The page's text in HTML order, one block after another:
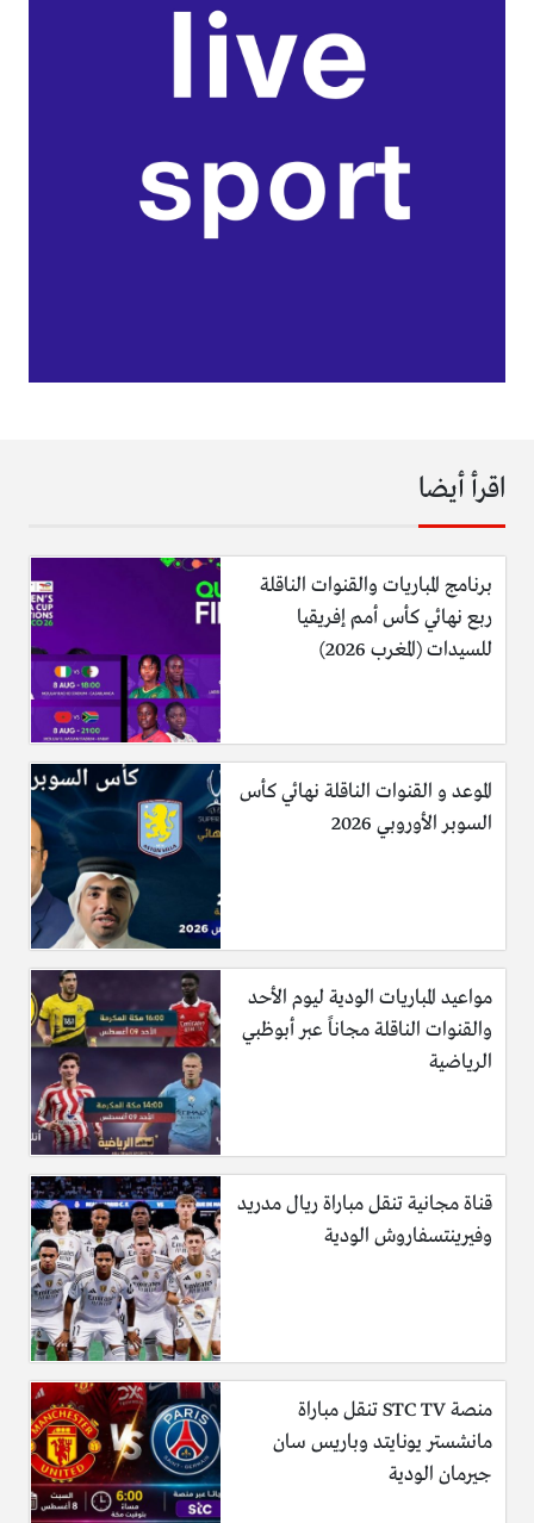
اقرأ أيضا
برنامج المباريات والقنوات الناقلة
ربع نهائي كأس أمم إفريقيا
للسيدات (المغرب 2026)
الموعد و القنوات الناقلة نهائي كأس
السوبر الأوروبي 2026
مواعيد المباريات الودية ليوم الأحد
والقنوات الناقلة مجاناً عبر أبوظبي
الرياضية
قناة مجانية تنقل مباراة ريال مدريد
وفيرينتسفاروش الودية
منصة STC TV تنقل مباراة
مانشستر يونايتد وباريس سان
جيرمان الودية